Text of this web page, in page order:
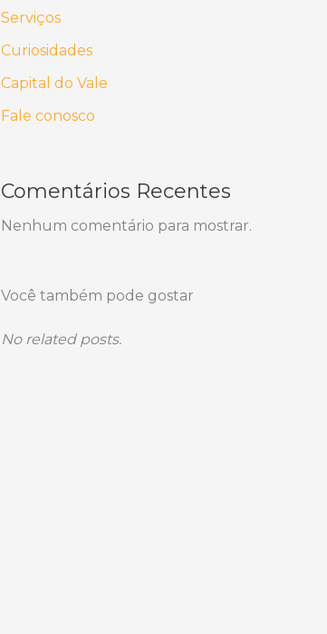
Serviços
Curiosidades
Capital do Vale
Fale conosco
Comentários Recentes
Nenhum comentário para mostrar.
Você também pode gostar
No related posts.